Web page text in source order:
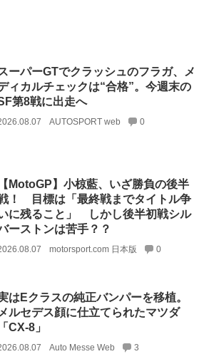
ーパーGTでクラッシュのフラガ、メ
ィカルチェックは“合格”。今週末の
第8戦に出走へ
AUTOSPORT web 0
【MotoGP】小椋藍、いざ勝負の後半
！ 目標は「最終戦までタイトル争
に残ること」 しかし後半初戦シル
ーストンは苦手？？
motorsport.com 日本版 0
はEクラスの純正バンパーを移植。
メルセデス顔に仕立てられたマツダ
「CX-8」
Auto Messe Web 3